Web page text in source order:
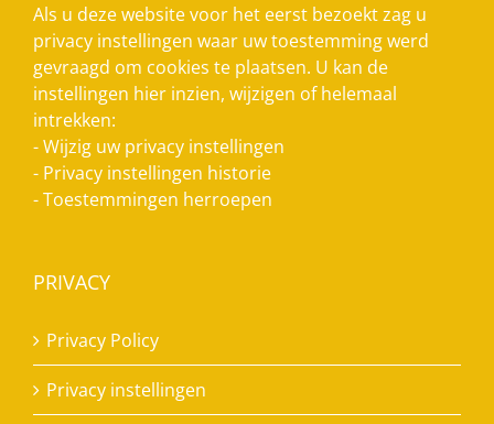
Als u deze website voor het eerst bezoekt zag u
privacy instellingen waar uw toestemming werd
gevraagd om cookies te plaatsen. U kan de
instellingen hier inzien, wijzigen of helemaal
intrekken:
-Wijzig uw privacy instellingen
- Privacy instellingen historie
-Toestemmingen herroepen
PRIVACY
Privacy Policy
Privacy instellingen